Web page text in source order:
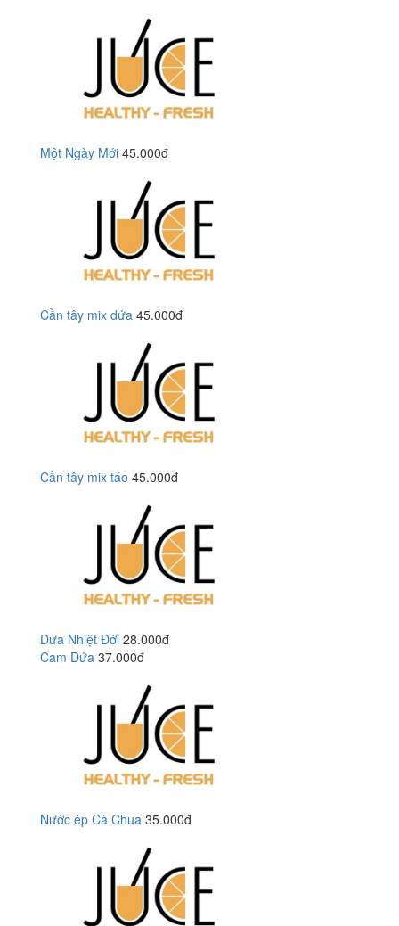
Một Ngày Mới 45.000đ
Cần tây mix dứa 45.000đ
Cần tây mix táo 45.000đ
Dưa Nhiệt Đới 28.000đ
Cam Dứa 37.000đ
Nước ép Cà Chua 35.000đ